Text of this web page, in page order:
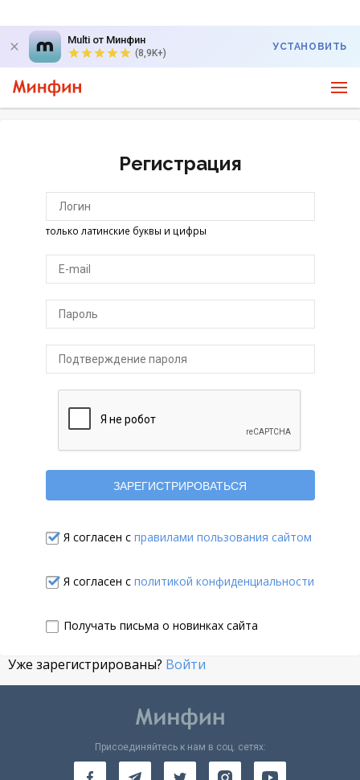
Multi от Минфин
(8,9K+)
УСТАНОВИТЬ
Регистрация
только латинские буквы и цифры
Я согласен с правилами пользования сайтом
Я согласен с политикой конфиденциальности
Получать письма о новинках сайта
Уже зарегистрированы? Войти
Присоединяйтесь к нам в соц. сетях: